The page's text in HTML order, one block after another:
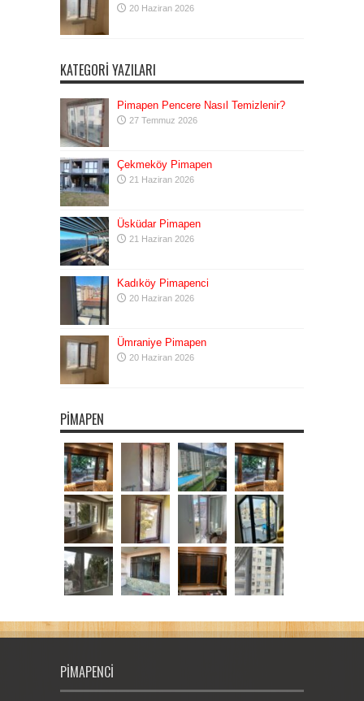
20 Haziran 2026
KATEGORI YAZILARI
Pimapen Pencere Nasıl Temizlenir?
27 Temmuz 2026
Çekmeköy Pimapen
21 Haziran 2026
Üsküdar Pimapen
21 Haziran 2026
Kadıköy Pimapenci
20 Haziran 2026
Ümraniye Pimapen
20 Haziran 2026
PIMAPEN
PIMAPENCI